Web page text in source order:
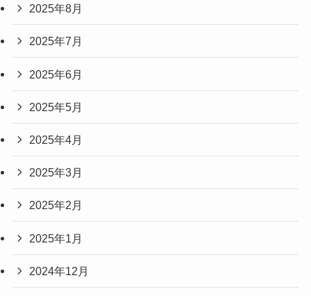
2025年8月
2025年7月
2025年6月
2025年5月
2025年4月
2025年3月
2025年2月
2025年1月
2024年12月